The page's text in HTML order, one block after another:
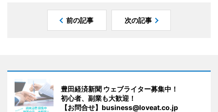
前の記事 次の記事
豊田経済新聞 ウェブライター募集中！
初心者、副業も大歓迎！
【お問合せ】business@loveat.co.jp